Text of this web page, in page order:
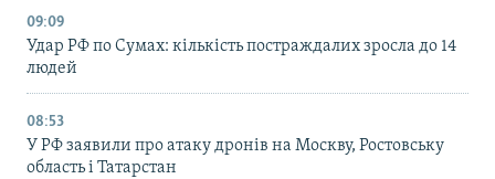
09:09
Удар РФ по Сумах: кількість постраждалих зросла до 14
людей
08:53
У РФ заявили про атаку дронів на Москву, Ростовську
область і Татарстан